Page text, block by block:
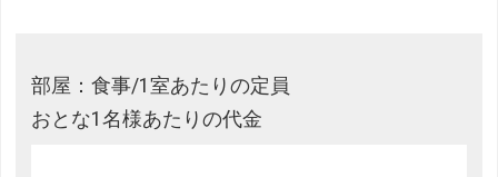
部屋：食事/1室あたりの定員
おとな1名様あたりの代金